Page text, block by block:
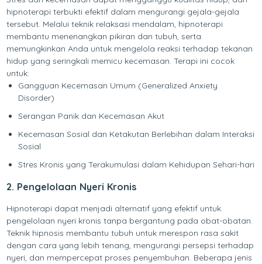
hipnoterapi terbukti efektif dalam mengurangi gejala-gejala
tersebut. Melalui teknik relaksasi mendalam, hipnoterapi
membantu menenangkan pikiran dan tubuh, serta
memungkinkan Anda untuk mengelola reaksi terhadap tekanan
hidup yang seringkali memicu kecemasan. Terapi ini cocok
untuk:
Gangguan Kecemasan Umum (Generalized Anxiety
Disorder)
Serangan Panik dan Kecemasan Akut
Kecemasan Sosial dan Ketakutan Berlebihan dalam Interaksi
Sosial
Stres Kronis yang Terakumulasi dalam Kehidupan Sehari-hari
2. Pengelolaan Nyeri Kronis
Hipnoterapi dapat menjadi alternatif yang efektif untuk
pengelolaan nyeri kronis tanpa bergantung pada obat-obatan.
Teknik hipnosis membantu tubuh untuk merespon rasa sakit
dengan cara yang lebih tenang, mengurangi persepsi terhadap
nyeri, dan mempercepat proses penyembuhan. Beberapa jenis